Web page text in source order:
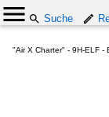
Suche
"Air X Charter" - 9H-ELF -